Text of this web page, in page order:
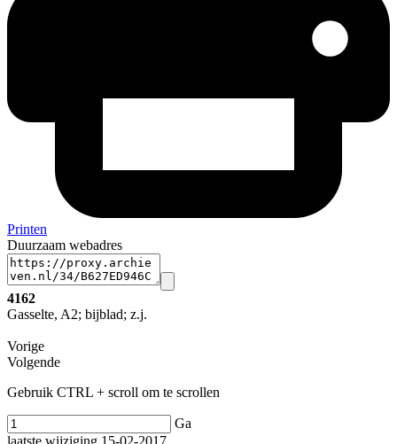
Printen
Duurzaam webadres
4162
Gasselte, A2; bijblad; z.j.
Vorige
Volgende
Gebruik CTRL + scroll om te scrollen
Ga